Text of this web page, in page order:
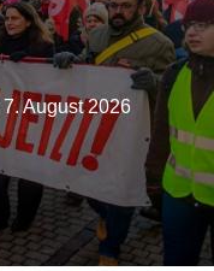
V
I
G
A
I
7. August 2026